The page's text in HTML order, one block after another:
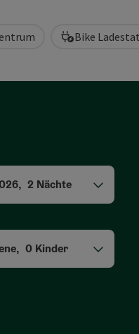
Bike
, 2 Nächte
, 0 Kinder